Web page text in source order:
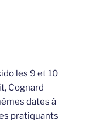
les 9 et 10
Cognard
dates à
pratiquants